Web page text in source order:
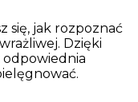
się, jak rozpoznać
Dzięki
odpowiednia